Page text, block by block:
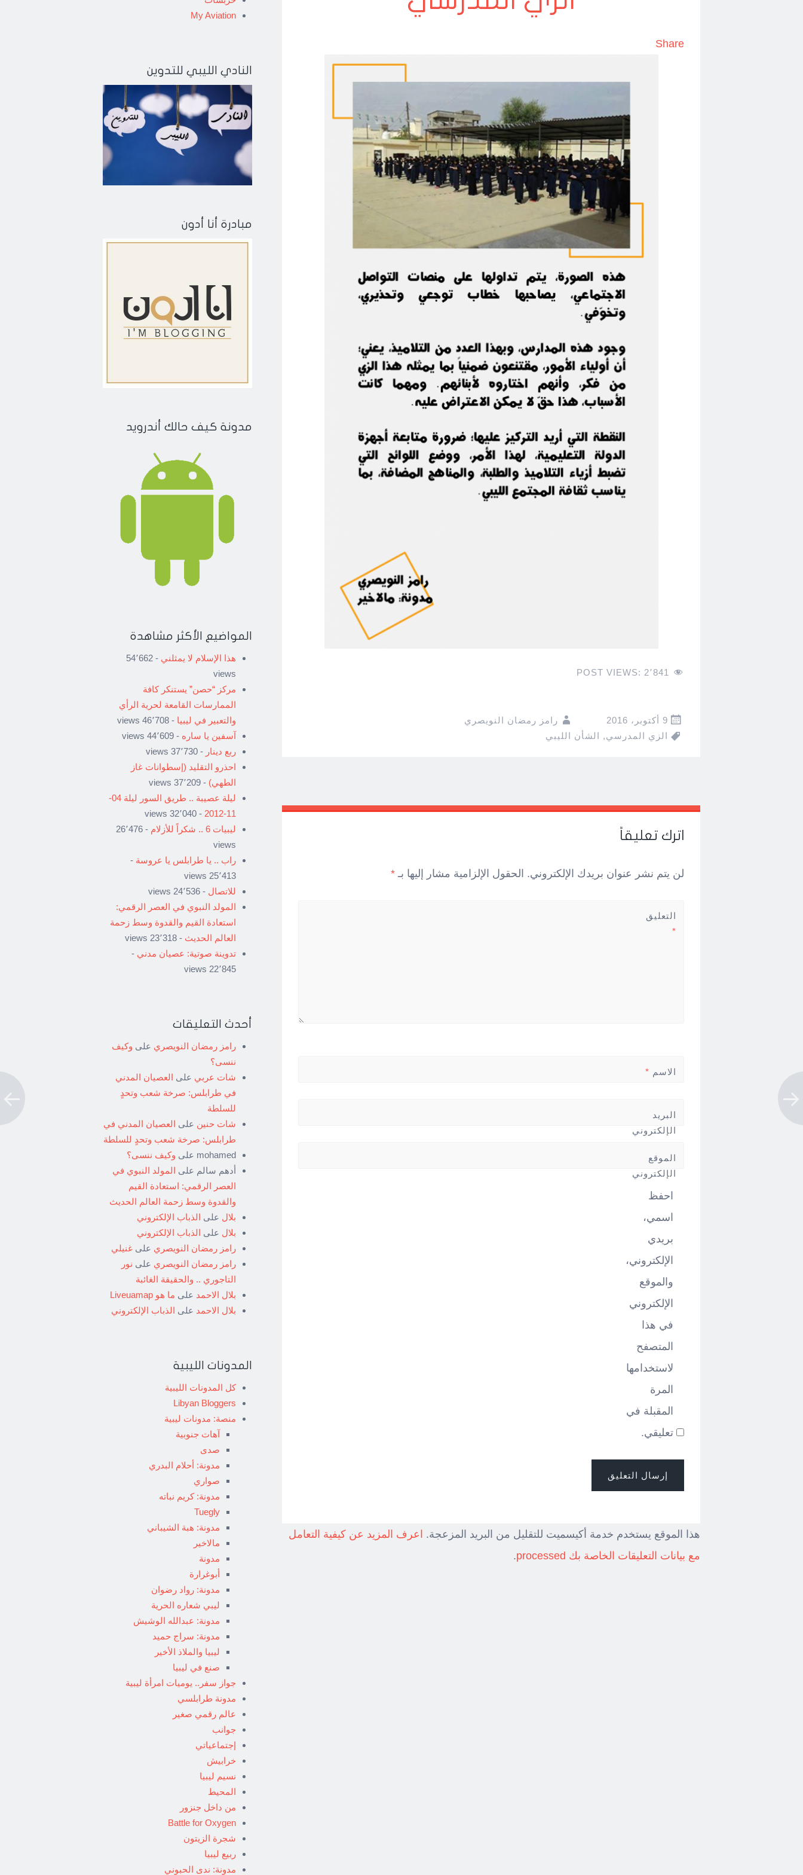
Share
POST VIEWS: 2٬841
9 أكتوبر، 2016
رامز رمضان النويصري
الزي المدرسي, الشأن الليبي
Post
navigation ←
→
اترك تعليقاً
لن يتم نشر عنوان بريدك الإلكتروني. الحقول الإلزامية مشار إليها بـ *
التعليق
*
الاسم *
البريد
الإلكتروني
الموقع
الإلكتروني
احفظ
اسمي،
بريدي
الإلكتروني،
والموقع
الإلكتروني
في هذا
المتصفح
لاستخدامها
المرة
المقبلة في
تعليقي.
هذا الموقع يستخدم خدمة أكيسميت للتقليل من البريد المزعجة.
اعرف المزيد عن كيفية التعامل
مع بيانات التعليقات الخاصة بك processed
.
My Aviation
النادي الليبي للتدوين
مبادرة أنا أدون
مدونة كيف حالك أندرويد
المواضيع الأكثر مشاهدة
هذا الإسلام لا يمثلني
- 54٬662
views
مركز “حصن” يستنكر كافة
الممارسات القامعة لحرية الرأي
والتعبير في ليبيا - 46٬708 views
آسفين يا ساره - 44٬609 views
ربع دينار - 37٬730 views
احذرو التقليد (إسطوانات غاز
الطهي) - 37٬209 views
ليلة عصيبة .. طريق السور ليلة 04-
11-2012
- 32٬040 views
ليبيات 6 .. شكراً للأزلام
- 26٬476
views
راب .. يا طرابلس يا عروسة -
25٬413 views
للاتصال - 24٬536 views
المولد النبوي في العصر الرقمي:
استعادة القيم والقدوة وسط زحمة
العالم الحديث - 23٬318 views
تدوينة صوتية: عصيان مدني -
22٬845 views
أحدث التعليقات
رامز رمضان النويصري على وكيف
ننسى؟
شات عربي على العصيان المدني
في طرابلس: صرخة شعب وتحدٍ
للسلطة
شات حنين على العصيان المدني في
طرابلس: صرخة شعب وتحدٍ للسلطة
mohamed على وكيف ننسى؟
أدهم سالم على المولد النبوي في
العصر الرقمي: استعادة القيم
والقدوة وسط زحمة العالم الحديث
بلال على الذباب الإلكتروني
بلال على الذباب الإلكتروني
رامز رمضان النويصري على غنيلي
رامز رمضان النويصري على نور
التاجوري .. والحقيقة الغائبة
بلال الاحمد على ما هو Liveuamap
بلال الاحمد على الذباب الإلكتروني
المدونات الليبية
كل المدونات الليبية
Libyan Bloggers
منصة: مدونات ليبية
آهات جنوبية
صدى
مدونة: أحلام البدري
صواري
مدونة: كريم نباته
Tuegly
مدونة: هبة الشيباني
مالاخير
مدونة
أبوغرارة
مدونة: رواد رضوان
ليبي شعاره الحرية
مدونة: عبدالله الوشيش
مدونة: سراج حميد
ليبيا والملاذ الأخير
صنع في ليبيا
جواز سفر.. يوميات امرأة ليبية
مدونة طرابلسي
عالم رقمي صغير
جوانب
إجتماعياتي
خرابيش
نسيم ليبيا
المحيط
من داخل جنزور
Battle for Oxygen
شجرة الزيتون
ربيع ليبيا
مدونة: ندى الحبوني